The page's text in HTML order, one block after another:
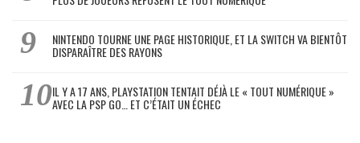
NINTENDO TOURNE UNE PAGE HISTORIQUE, ET LA SWITCH VA BIENTÔT
DISPARAÎTRE DES RAYONS
IL Y A 17 ANS, PLAYSTATION TENTAIT DÉJÀ LE « TOUT NUMÉRIQUE »
AVEC LA PSP GO… ET C’ÉTAIT UN ÉCHEC